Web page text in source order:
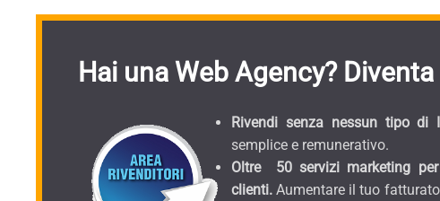
Hai una Web Agency?
Rivendi senza nessun tipo di
semplice e remunerativo.
Oltre 50 servizi marketing
clienti. Aumentare il tuo